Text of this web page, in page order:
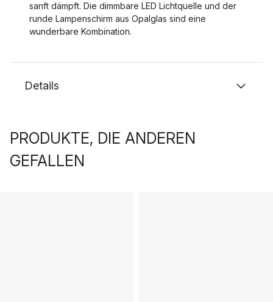
sanft dämpft. Die dimmbare LED Lichtquelle und der
runde Lampenschirm aus Opalglas sind eine
wunderbare Kombination.
Details
PRODUKTE, DIE ANDEREN
GEFALLEN